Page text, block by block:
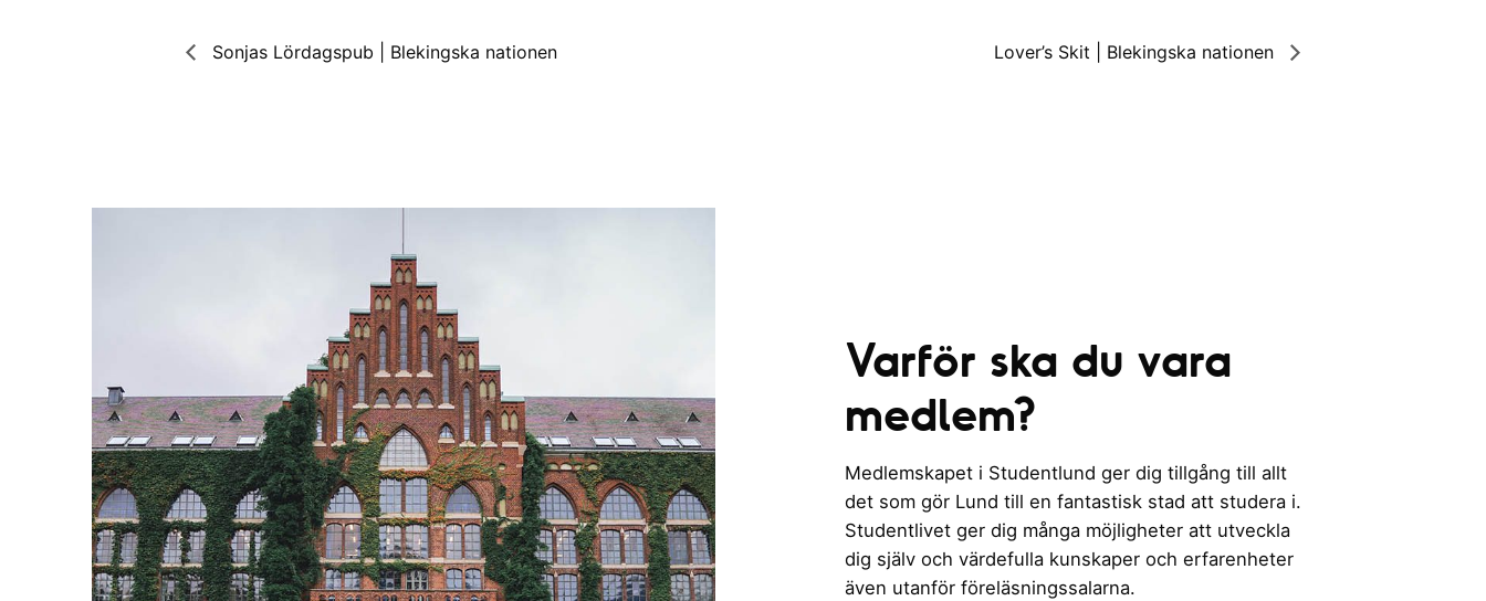
Sonjas Lördagspub | Blekingska nationen Lover’s Skit | Blekingska nationen
Varför ska du vara
medlem?
Medlemskapet i Studentlund ger dig tillgång till allt
det som gör Lund till en fantastisk stad att studera i.
Studentlivet ger dig många möjligheter att utveckla
dig själv och värdefulla kunskaper och erfarenheter
även utanför föreläsningssalarna.